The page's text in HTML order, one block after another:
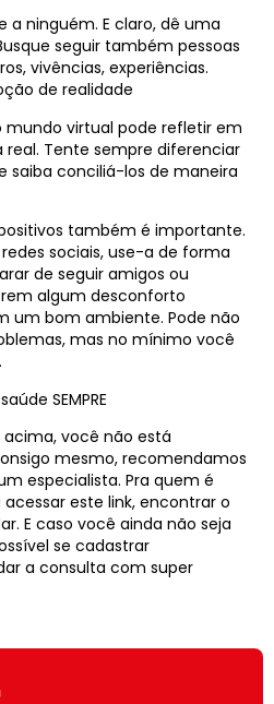
a ninguém. E claro, dê uma
seguir também pessoas
vivências, experiências.
de realidade
mundo virtual pode refletir em
Tente sempre diferenciar
saiba conciliá-los de maneira
também é importante.
sociais, use-a de forma
de seguir amigos ou
algum desconforto
um bom ambiente. Pode não
mas no mínimo você
SEMPRE
você não está
mesmo, recomendamos
especialista. Pra quem é
este link, encontrar o
E caso você ainda não seja
se cadastrar
a consulta com super